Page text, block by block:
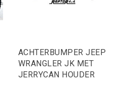
ACHTERBUMPER JEEP
WRANGLER JK MET
JERRYCAN HOUDER